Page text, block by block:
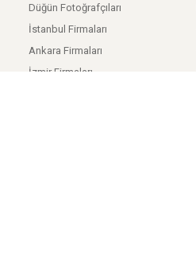
Düğün Fotoğrafçıları
İstanbul Firmaları
Ankara Firmaları
İzmir Firmaları